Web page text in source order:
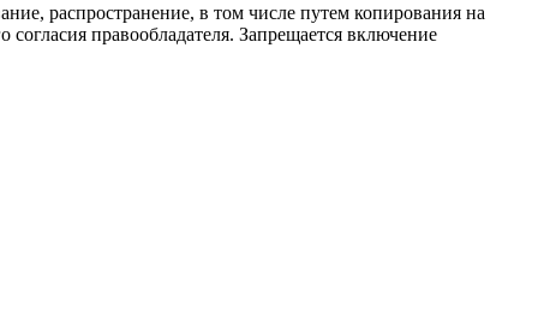
распространение, в том числе путем копирования на
правообладателя. Запрещается включение